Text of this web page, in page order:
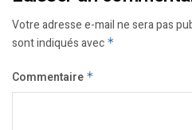
Votre adresse e-mail ne sera pas
sont indiqués avec *
Commentaire *